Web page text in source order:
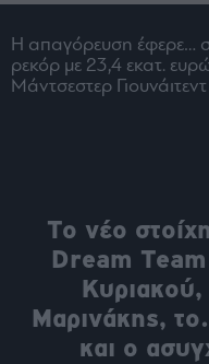
Ειδήσεις
Οικονομία
Real
Estate
Ενέργεια
Πολιτική
Πολιτισμός
Η απαγόρευση έφερε…
ρεκόρ με 23,4 εκατ.
Μάντσεστερ Γιουνάιτεντ
To νέο
Dream
Κυριακού,
Μαρινάκης,
και ο